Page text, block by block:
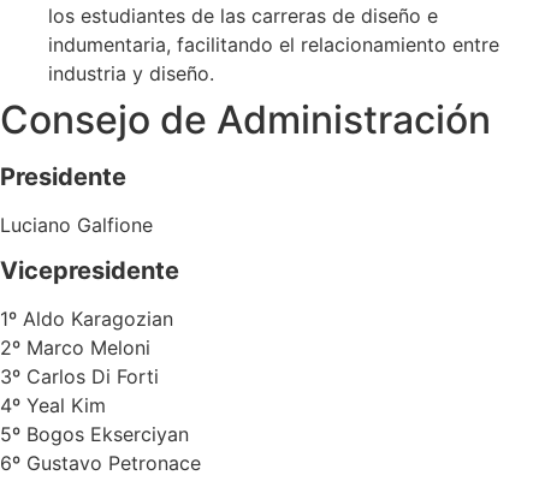
los estudiantes de las carreras de diseño e
indumentaria, facilitando el relacionamiento entre
industria y diseño.
Consejo de Administración
Presidente
Luciano Galfione
Vicepresidente
1º Aldo Karagozian
2º Marco Meloni
3º Carlos Di Forti
4º Yeal Kim
5º Bogos Ekserciyan
6º Gustavo Petronace